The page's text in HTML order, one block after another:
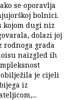
se oporavlja
bolnici.
kojom dugi niz
dolazi joj
rodnoga grada
naizgled ih
je cijeli
iz